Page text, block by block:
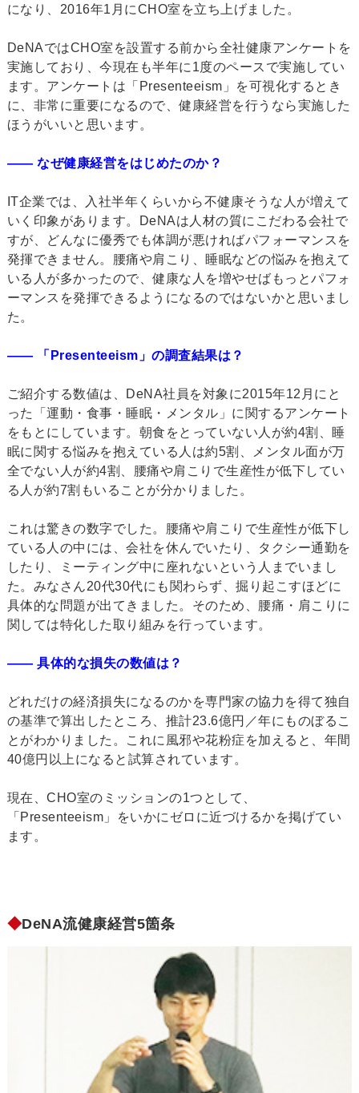
になり、2016年1月にCHO室を立ち上げました。
DeNAではCHO室を設置する前から全社健康アンケートを
実施しており、今現在も半年に1度のペースで実施してい
ます。アンケートは「Presenteeism」を可視化するとき
に、非常に重要になるので、健康経営を行うなら実施した
ほうがいいと思います。
―― なぜ健康経営をはじめたのか？
IT企業では、入社半年くらいから不健康そうな人が増えて
いく印象があります。DeNAは人材の質にこだわる会社で
すが、どんなに優秀でも体調が悪ければパフォーマンスを
発揮できません。腰痛や肩こり、睡眠などの悩みを抱えて
いる人が多かったので、健康な人を増やせばもっとパフォ
ーマンスを発揮できるようになるのではないかと思いまし
た。
―― 「Presenteeism」の調査結果は？
ご紹介する数値は、DeNA社員を対象に2015年12月にと
った「運動・食事・睡眠・メンタル」に関するアンケート
をもとにしています。朝食をとっていない人が約4割、睡
眠に関する悩みを抱えている人は約5割、メンタル面が万
全でない人が約4割、腰痛や肩こりで生産性が低下してい
る人が約7割もいることが分かりました。
これは驚きの数字でした。腰痛や肩こりで生産性が低下し
ている人の中には、会社を休んでいたり、タクシー通勤を
したり、ミーティング中に座れないという人までいまし
た。みなさん20代30代にも関わらず、掘り起こすほどに
具体的な問題が出てきました。そのため、腰痛・肩こりに
関しては特化した取り組みを行っています。
―― 具体的な損失の数値は？
どれだけの経済損失になるのかを専門家の協力を得て独自
の基準で算出したところ、推計23.6億円／年にものぼるこ
とがわかりました。これに風邪や花粉症を加えると、年間
40億円以上になると試算されています。
現在、CHO室のミッションの1つとして、
「Presenteeism」をいかにゼロに近づけるかを掲げてい
ます。
◆DeNA流健康経営5箇条